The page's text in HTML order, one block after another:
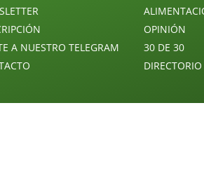
A NUESTRO TELEGRAM
OPINIÓN
30 DE 30
DIRECTORIO